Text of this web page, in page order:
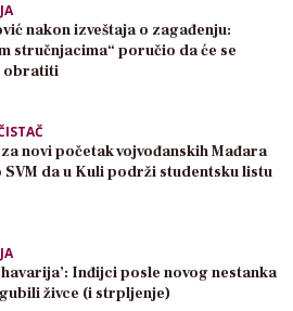
nakon izveštaja o zagađenju:
stručnjacima“ poručio da će se
obratiti
novi početak vojvođanskih Mađara
SVM da u Kuli podrži studentsku listu
havarija’: Inđijci posle novog nestanka
živce (i strpljenje)